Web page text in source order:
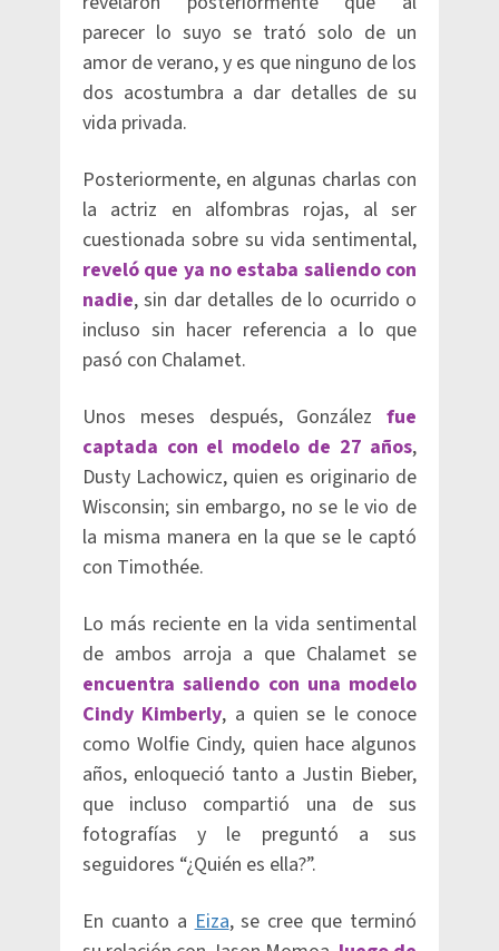
parecer lo suyo se trató solo de un
amor de verano, y es que ninguno de los
dos acostumbra a dar detalles de su
vida privada.
Posteriormente, en algunas charlas con
la actriz en alfombras rojas, al ser
cuestionada sobre su vida sentimental,
reveló que ya no estaba saliendo con
nadie, sin dar detalles de lo ocurrido o
incluso sin hacer referencia a lo que
pasó con Chalamet.
Unos meses después, González fue
captada con el modelo de 27 años,
Dusty Lachowicz, quien es originario de
Wisconsin; sin embargo, no se le vio de
la misma manera en la que se le captó
con Timothée.
Lo más reciente en la vida sentimental
de ambos arroja a que Chalamet se
encuentra saliendo con una modelo
Cindy Kimberly, a quien se le conoce
como Wolfie Cindy, quien hace algunos
años, enloqueció tanto a Justin Bieber,
que incluso compartió una de sus
fotografías y le preguntó a sus
seguidores “¿Quién es ella?”.
En cuanto aEiza, se cree que terminó